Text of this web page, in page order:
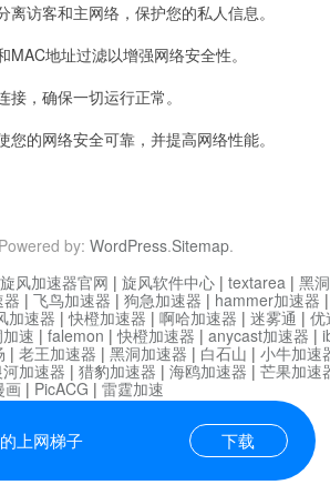
访客和主网络，保护您的私人信息。
地址过滤以增强网络安全性。
，确保一切运行正常。
的网络安全可靠，并提高网络性能。
by: WordPress.Sitemap.
上网梯子 下载
旋风加速器官网 | 旋风软件中心 | textarea | 黑
| 飞鸟加速器 | 狗急加速器 | hammer加速器
加速器 |快橙加速器 | 啊哈加速器 | 迷雾通 | 优
速 | falemon |快橙加速器 | anycast加速器 |
| 老王加速器 | 黑洞加速器 | 白石山 | 小牛加速
加速器 | 猎豹加速器 | 海鸥加速器 | 芒果加速
画 | PicACG | 雷霆加速